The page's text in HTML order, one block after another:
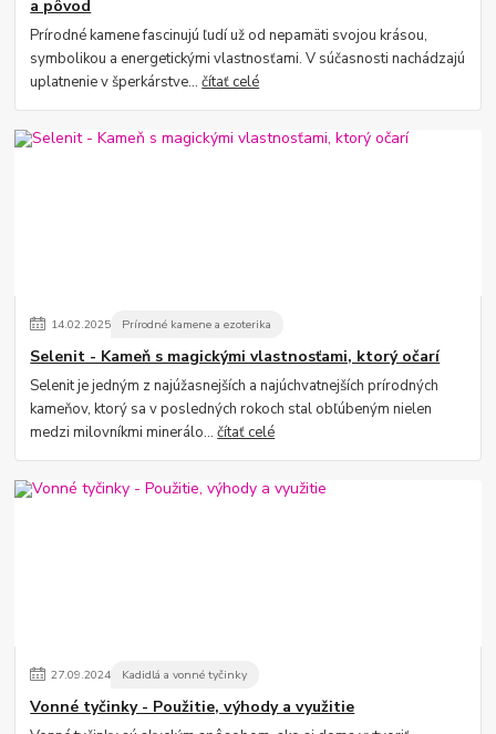
a pôvod
Prírodné kamene fascinujú ľudí už od nepamäti svojou krásou,
symbolikou a energetickými vlastnosťami. V súčasnosti nachádzajú
uplatnenie v šperkárstve...čítať celé
14.02.2025 Prírodné kamene a ezoterika
Selenit - Kameň s magickými vlastnosťami, ktorý očarí
Selenit je jedným z najúžasnejších a najúchvatnejších prírodných
kameňov, ktorý sa v posledných rokoch stal obľúbeným nielen
medzi milovníkmi minerálo...čítať celé
27.09.2024 Kadidlá a vonné tyčinky
Vonné tyčinky - Použitie, výhody a využitie